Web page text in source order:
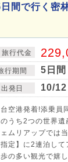
間で行く密
旅行代金
行期間 5日間
出発日 10/
空港発着!添乗員
うち2つの世界遺
ムリアップでは
指定】に2連泊し
の多い観光で嬉